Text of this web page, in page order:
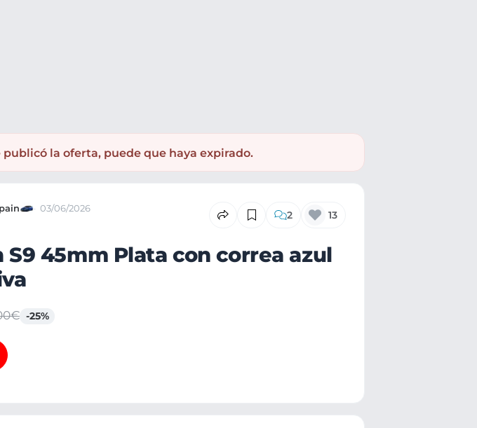
publicó la oferta, puede que haya expirado.
03/06/2026 2 13
45mm Plata con correa azul
-25%